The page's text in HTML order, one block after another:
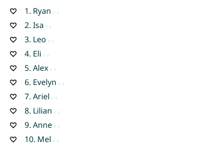
1. Ryan
2. Isa
3. Leo
4. Eli
5. Alex
6. Evelyn
7. Ariel
8. Lilian
9. Anne
10. Mel